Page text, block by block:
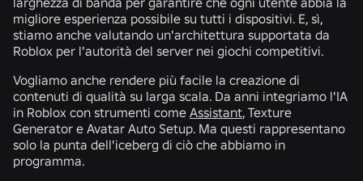
migliore esperienza possibile su tutti i dispositivi. E, sì,
stiamo anche valutando un'architettura supportata da
Roblox per l'autorità del server nei giochi competitivi.
Vogliamo anche rendere più facile la creazione di
contenuti di qualità su larga scala. Da anni integriamo l'IA
in Roblox con strumenti come Assistant, Texture
Generator e Avatar Auto Setup. Ma questi rappresentano
solo la punta dell'iceberg di ciò che abbiamo in
programma.